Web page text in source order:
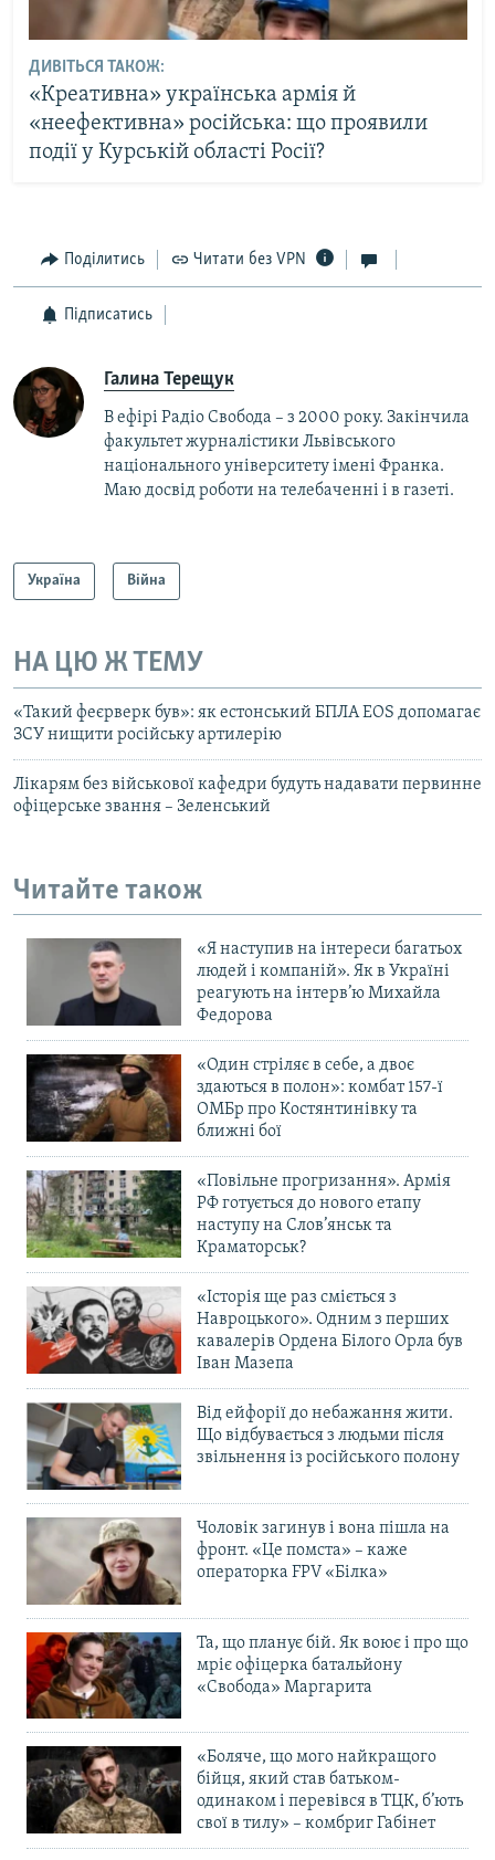
ДИВІТЬСЯ ТАКОЖ:
«Креативна» українська армія й
«неефективна» російська: що проявили
події у Курській області Росії?
Поділитись Читати без VPN
Підписатись
Галина Терещук
В ефірі Радіо Свобода – з 2000 року. Закінчила
факультет журналістики Львівського
національного університету імені Франка.
Маю досвід роботи на телебаченні і в газеті.
Україна Війна
НА ЦЮ Ж ТЕМУ
«Такий феєрверк був»: як естонський БПЛА EOS допомагає
ЗСУ нищити російську артилерію
Лікарям без військової кафедри будуть надавати первинне
офіцерське звання – Зеленський
Читайте також
«Я наступив на інтереси багатьох
людей і компаній». Як в Україні
реагують на інтерв’ю Михайла
Федорова
«Один стріляє в себе, а двоє
здаються в полон»: комбат 157-ї
ОМБр про Костянтинівку та
ближні бої
«Повільне прогризання». Армія
РФ готується до нового етапу
наступу на Слов’янськ та
Краматорськ?
«Історія ще раз сміється з
Навроцького». Одним з перших
кавалерів Ордена Білого Орла був
Іван Мазепа
Від ейфорії до небажання жити.
Що відбувається з людьми після
звільнення із російського полону
Чоловік загинув і вона пішла на
фронт. «Це помста» – каже
операторка FPV «Білка»
Та, що планує бій. Як воює і про що
мріє офіцерка батальйону
«Свобода» Маргарита
«Боляче, що мого найкращого
бійця, який став батьком-
одинаком і перевівся в ТЦК, б’ють
свої в тилу» – комбриг Габінет